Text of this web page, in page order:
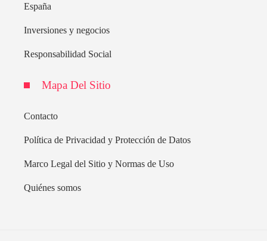
España
Inversiones y negocios
Responsabilidad Social
Mapa Del Sitio
Contacto
Política de Privacidad y Protección de Datos
Marco Legal del Sitio y Normas de Uso
Quiénes somos